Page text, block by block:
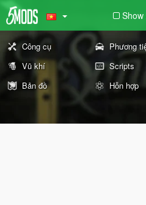
Show
Công cụ Phương
Vũ khí
Scripts
Bản đồ
Hỗn hợp